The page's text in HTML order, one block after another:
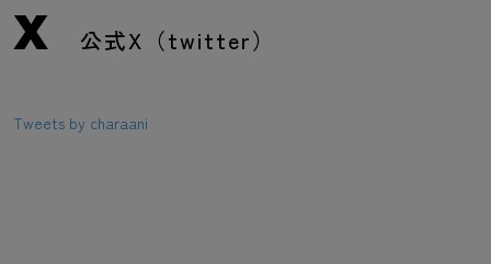
X 公式X（twitter）
Tweets by charaani